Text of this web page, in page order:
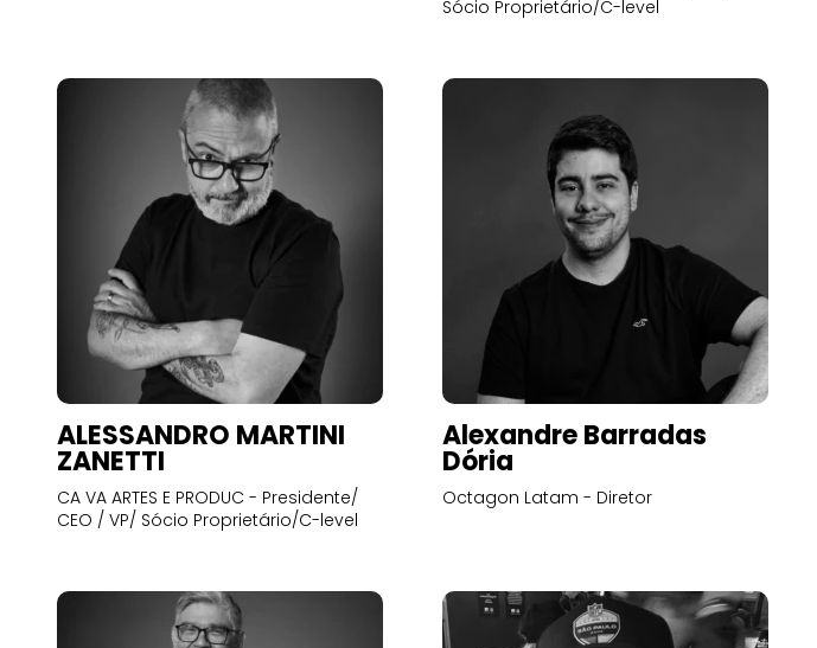
Sócio Proprietário/C-level
ALESSANDRO MARTINI
ZANETTI
CA VA ARTES E PRODUC - Presidente/
CEO / VP/ Sócio Proprietário/C-level
Alexandre Barradas
Dória
Octagon Latam - Diretor